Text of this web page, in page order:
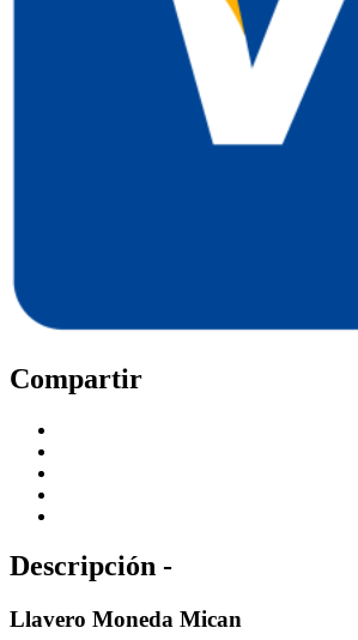
Compartir
Descripción -
Llavero Moneda Mican